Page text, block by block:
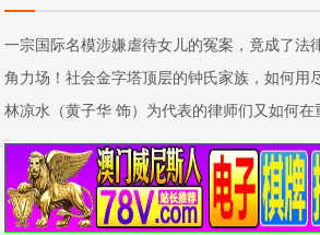
れいり , 松田流花
, 津波竜斗 , 内田
树 , 盧礼欧 , 玉城
敦子 , 城间やよい
, 津嘉山正种 , 寺
辻健一郎
2025/日本
mas,Anand·Bhar
athi
2026/印度
一宗国际名模涉嫌虐待女儿的冤案，竟成了法
角力场！社会金字塔顶层的钟氏家族，如何用
林凉水（黄子华 饰）为代表的律师们又如何在